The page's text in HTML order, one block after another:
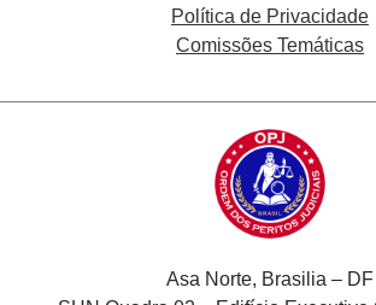
Política de Privacidade
Comissões Temáticas
Asa Norte, Brasilia – DF